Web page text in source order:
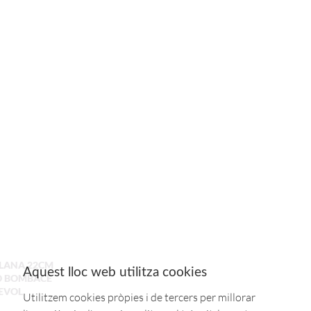
22CM
BOMBACE
Aquest lloc web utilitza cookies
Utilitzem cookies pròpies i de tercers per millorar